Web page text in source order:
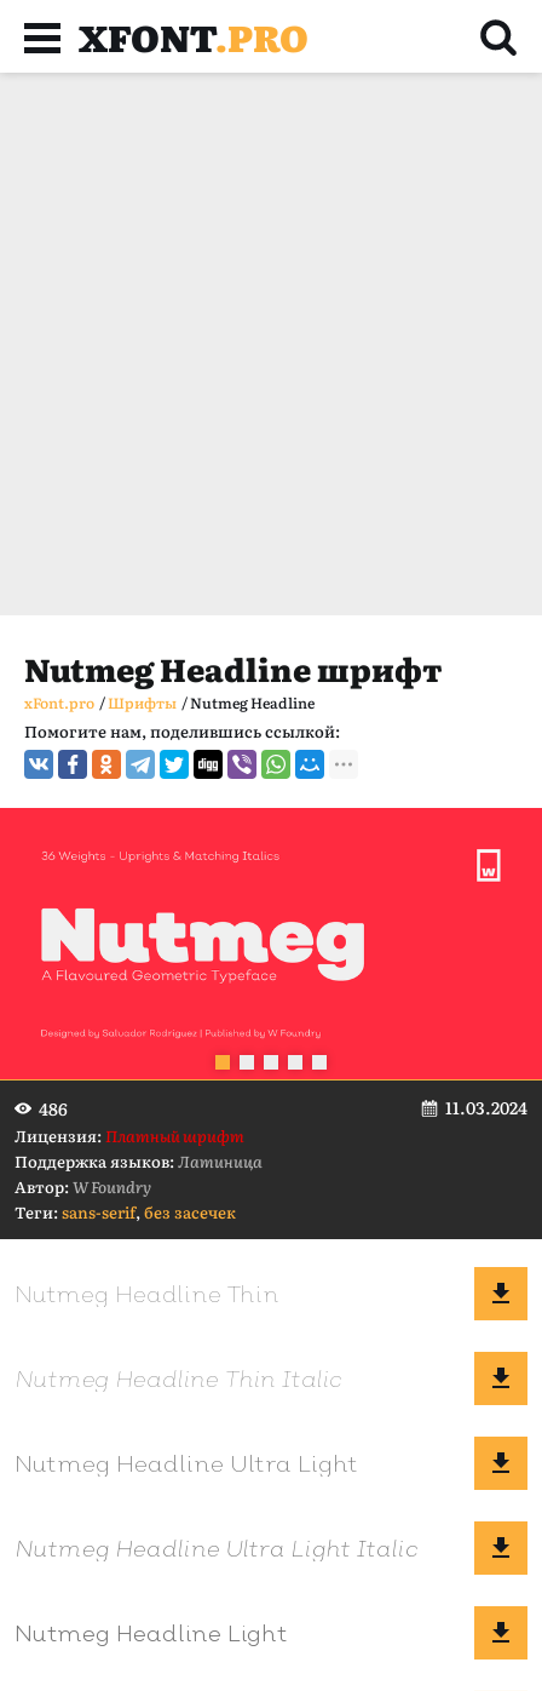
XFONT.PRO
Nutmeg Headline шрифт
xFont.pro /Шрифты /Nutmeg Headline
Помогите нам, поделившись ссылкой:
486 11.03.2024
Лицензия:Платный шрифт
Поддержка языков:Латиница
Автор:W Foundry
Теги:sans-serif,без засечек